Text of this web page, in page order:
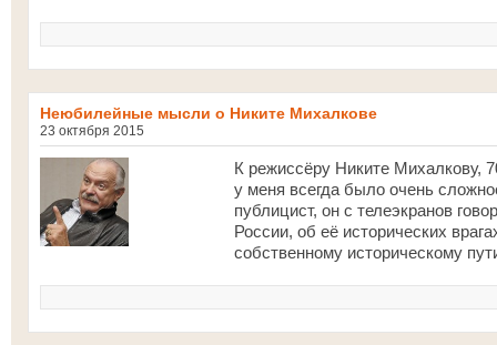
Неюбилейные мысли о Никите Михалкове
23 октября 2015
К режиссёру Никите Михалкову,
у меня всегда было очень
публицист, он с телеэкранов
России, об её исторических
собственному историческому